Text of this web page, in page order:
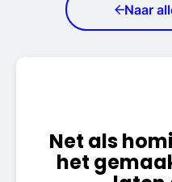
Naar
Net als
het